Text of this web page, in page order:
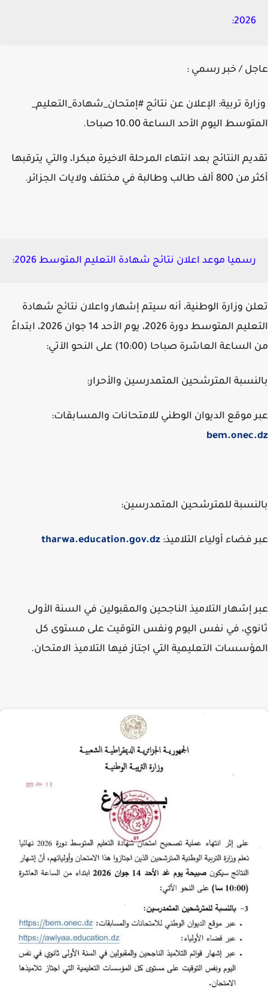
2026:
/ خبر رسمي :
تربية: الإعلان عن نتائج #إمتحان_شهادة_التعليم_
اليوم الأحد الساعة 10.00 صباحا.
النتائج بعد انتهاء المرحلة الاخيرة مبكرا، والتي يترقبها
وطالبة في مختلف ولايات الجزائر.
رسميا موعد اعلان نتائج شهادة التعليم المتوسط 2026:
وزارةالوطنية، أنه سيتم إشهار واعلان نتائج شهادة
التعليم المتوسط دورة 2026، يوم الأحد 14 جوان 2026، ابتداءً
العاشرة صباحا (10:00) على النحو الآتي:
المترشحين المتمدرسين والأحرار:
موقع الديوان الوطني للامتحانات والمسابقات:
للمترشحين المتمدرسين:
فضاء أولياء التلاميذ:tharwa.education.gov.dz
إشهار التلاميذ الناجحين والمقبولين في السنة الأولى
في نفس اليوم ونفس التوقيت على مستوى كل
التعليمية التي اجتاز فيها التلاميذ الامتحان.